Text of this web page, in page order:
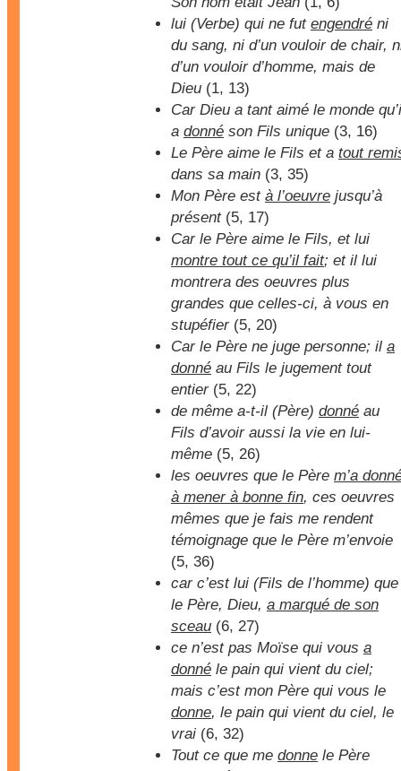
lui (Verbe) qui ne fut engendré ni
du sang, ni d’un vouloir de chair,
d’un vouloir d’homme, mais de
Dieu (1, 13)
Car Dieu a tant aimé le monde
a donné son Fils unique (3, 16)
Le Père aime le Fils et a tout
dans sa main (3, 35)
Mon Père est à l’oeuvre jusqu’à
présent(5, 17)
Car le Père aime le Fils, et lui
montre tout ce qu’il fait; et il lui
montrera des oeuvres plus
grandes que celles-ci, à vous en
stupéfier(5, 20)
Car le Père ne juge personne; il a
donné au Fils le jugement tout
entier(5, 22)
de même a-t-il (Père) donné au
Fils d’avoir aussi la vie en lui-
même (5, 26)
les oeuvres que le Père m’a
à mener à bonne fin, ces oeuvres
mêmes que je fais me rendent
témoignage que le Père m’envoie
(5, 36)
car c’est lui (Fils de l’homme) que
le Père, Dieu, a marqué de son
sceau (6, 27)
ce n’est pas Moïse qui vous a
donné le pain qui vient du ciel;
mais c’est mon Père qui vous le
donne, le pain qui vient du ciel, le
vrai (6, 32)
Tout ce que me donne le Père